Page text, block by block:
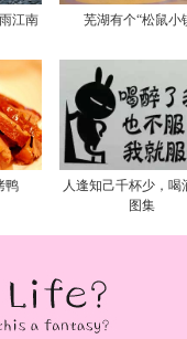
江南 芜湖有个“松鼠小
鸭
人逢知己千杯少，喝
图集